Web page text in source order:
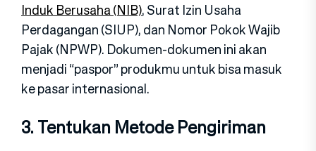
Induk Berusaha (NIB), Surat Izin Usaha
Perdagangan (SIUP), dan Nomor Pokok Wajib
Pajak (NPWP). Dokumen-dokumen ini akan
menjadi “paspor” produkmu untuk bisa masuk
ke pasar internasional.
3. Tentukan Metode Pengiriman